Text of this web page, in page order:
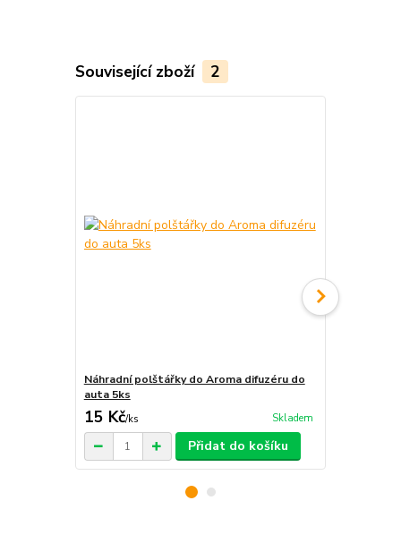
Související zboží 2
Náhradní polštářky do Aroma difuzéru do
auta 5ks
15 Kč/ks Skladem
Přidat do košíku